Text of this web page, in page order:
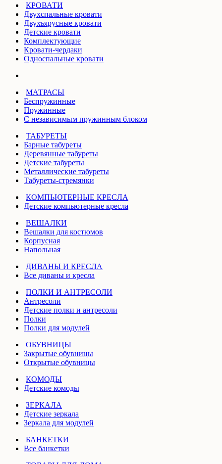
КРОВАТИ
Двухспальные кровати
Двухъярусные кровати
Детские кровати
Комплектующие
Кровати-чердаки
Односпальные кровати
МАТРАСЫ
Беспружинные
Пружинные
С независимым пружинным блоком
ТАБУРЕТЫ
Барные табуреты
Деревянные табуреты
Детские табуреты
Металлические табуреты
Табуреты-стремянки
КОМПЬЮТЕРНЫЕ КРЕСЛА
Детские компьютерные кресла
ВЕШАЛКИ
Вешалки для костюмов
Корпусная
Напольная
ДИВАНЫ И КРЕСЛА
Все диваны и кресла
ПОЛКИ И АНТРЕСОЛИ
Антресоли
Детские полки и антресоли
Полки
Полки для модулей
ОБУВНИЦЫ
Закрытые обувницы
Открытые обувницы
КОМОДЫ
Детские комоды
ЗЕРКАЛА
Детские зеркала
Зеркала для модулей
БАНКЕТКИ
Все банкетки